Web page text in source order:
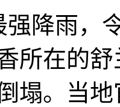
雨，令
所在的
塌。当